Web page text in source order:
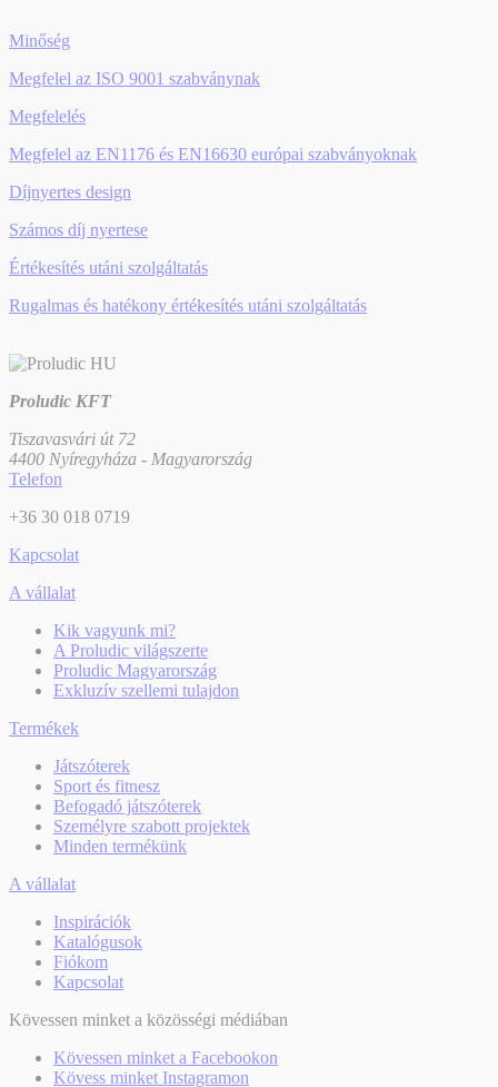
Minőség
Megfelel az ISO 9001 szabványnak
Megfelelés
Megfelel az EN1176 és EN16630 európai szabványoknak
Díjnyertes design
Számos díj nyertese
Értékesítés utáni szolgáltatás
Rugalmas és hatékony értékesítés utáni szolgáltatás
Proludic KFT
Tiszavasvári út 72
4400 Nyíregyháza - Magyarország
Telefon
+36 30 018 0719
Kapcsolat
A vállalat
Kik vagyunk mi?
A Proludic világszerte
Proludic Magyarország
Exkluzív szellemi tulajdon
Termékek
Játszóterek
Sport és fitnesz
Befogadó játszóterek
Személyre szabott projektek
Minden termékünk
A vállalat
Inspirációk
Katalógusok
Fiókom
Kapcsolat
Kövessen minket a közösségi médiában
Kövessen minket a Facebookon
Kövess minket Instagramon